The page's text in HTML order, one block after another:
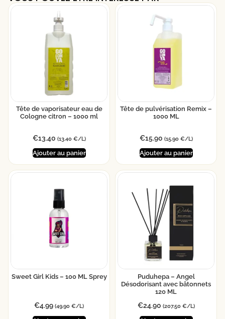
Tête de vaporisateur eau de
Cologne citron – 1000 ml
€13.40 (13.40 €/L)
Ajouter au panier
Tête de pulvérisation Remix –
1000 ML
€15.90 (15.90 €/L)
Ajouter au panier
Sweet Girl Kids – 100 ML Sprey
€4.99 (49.90 €/L)
Puduhepa – Angel
Désodorisant avec bâtonnets
120 ML
€24.90 (207.50 €/L)